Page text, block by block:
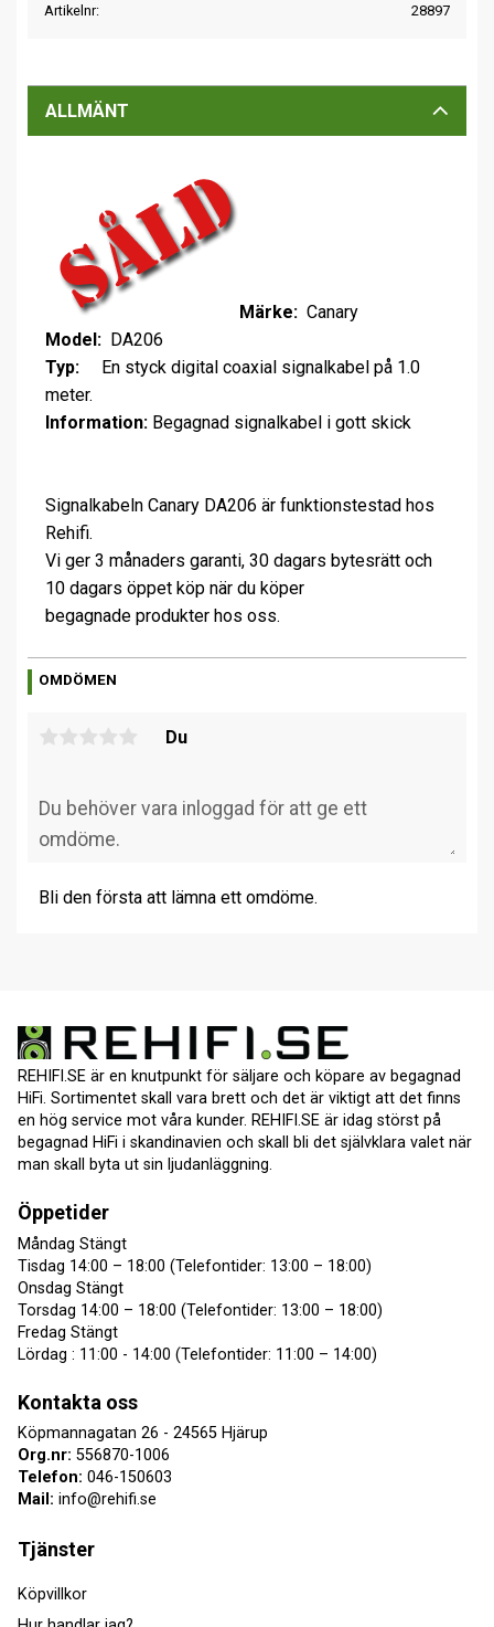
Artikelnr
28897
ALLMÄNT
Märke: Canary
Model: DA206
Typ:
En styck digital coaxial signalkabel på 1.0
meter.
Information: Begagnad signalkabel i gott skick
Signalkabeln Canary DA206 är funktionstestad hos
Rehifi.
Vi ger 3 månaders garanti, 30 dagars bytesrätt och
10 dagars öppet köp när du köper
begagnade produkter hos oss.
OMDÖMEN
Du
Bli den första att lämna ett omdöme.
REHIFI.SE är en knutpunkt för säljare och köpare av begagnad
HiFi. Sortimentet skall vara brett och det är viktigt att det finns
en hög service mot våra kunder. REHIFI.SE är idag störst på
begagnad HiFi i skandinavien och skall bli det självklara valet när
man skall byta ut sin ljudanläggning.
Öppetider
Måndag Stängt
Tisdag 14:00 – 18:00 (Telefontider: 13:00 – 18:00)
Onsdag Stängt
Torsdag 14:00 – 18:00 (Telefontider: 13:00 – 18:00)
Fredag Stängt
Lördag : 11:00 - 14:00 (Telefontider: 11:00 – 14:00)
Kontakta oss
Köpmannagatan 26 - 24565 Hjärup
Org.nr: 556870-1006
Telefon: 046-150603
Mail: info@rehifi.se
Tjänster
Köpvillkor